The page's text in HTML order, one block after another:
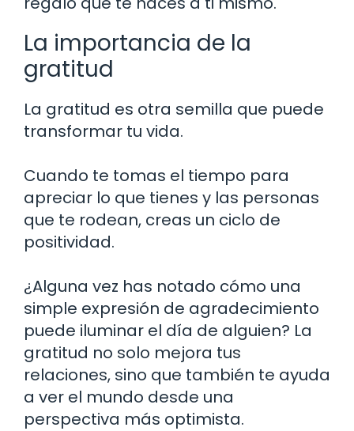
La importancia de la
gratitud
La gratitud es otra semilla que puede
transformar tu vida.
Cuando te tomas el tiempo para
apreciar lo que tienes y las personas
que te rodean, creas un ciclo de
positividad.
¿Alguna vez has notado cómo una
simple expresión de agradecimiento
puede iluminar el día de alguien? La
gratitud no solo mejora tus
relaciones, sino que también te ayuda
a ver el mundo desde una
perspectiva más optimista.